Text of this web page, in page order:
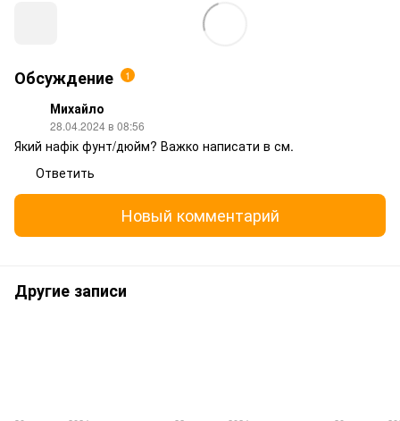
Обсуждение 1
Михайло
28.04.2024 в 08:56
Який нафік фунт/дюйм? Важко написати в см.
Ответить
Новый комментарий
Другие записи